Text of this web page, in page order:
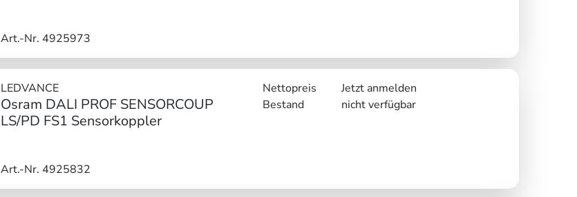
Art.-Nr. 4925973
LEDVANCE
Osram DALI PROF SENSORCOUP
LS/PD FS1 Sensorkoppler
Art.-Nr. 4925832
Nettopreis
Jetzt anmelden
Bestand
nicht verfügbar